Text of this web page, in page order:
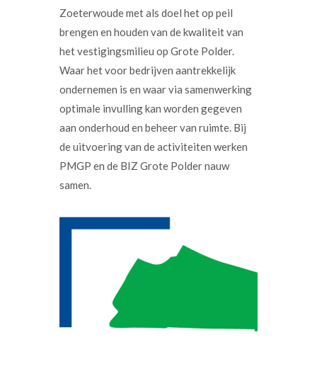
Zoeterwoude met als doel het op peil
brengen en houden van de kwaliteit van
het vestigingsmilieu op Grote Polder.
Waar het voor bedrijven aantrekkelijk
ondernemen is en waar via samenwerking
optimale invulling kan worden gegeven
aan onderhoud en beheer van ruimte. Bij
de uitvoering van de activiteiten werken
PMGP en de BIZ Grote Polder nauw
samen.